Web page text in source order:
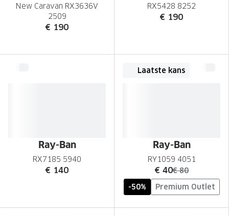
New Caravan RX3636V
2509
€ 190
RX5428 8252
€ 190
Ray-Ban
RX7185 5940
€ 140
Laatste kans
Ray-Ban
RY1059 4051
nu:
€ 40was:
€ 80
-50%
Premium Outlet